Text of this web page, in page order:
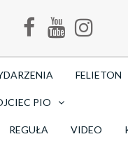
FELIETON
PIO
REGUŁA VIDEO